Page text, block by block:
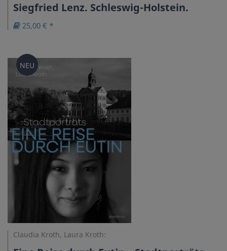
Siegfried Lenz. Schleswig-Holstein.
25,00 € *
NEU
Claudia Kroth, Laura Kroth: